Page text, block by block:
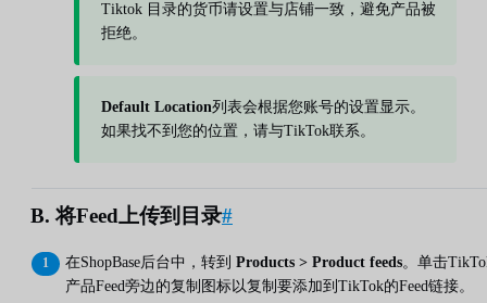
Tiktok 目录的货币请设置与店铺一致，避免产品被
拒绝。
Default Location列表会根据您账号的设置显示。
如果找不到您的位置，请与TikTok联系。
B. 将Feed上传到目录#
在ShopBase后台中，转到 Products > Product feeds。单击
产品Feed旁边的复制图标以复制要添加到TikTok的Feed链接。